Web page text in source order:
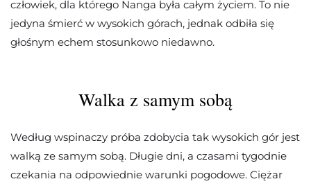
człowiek, dla którego Nanga była całym życiem. To nie
jedyna śmierć w wysokich górach, jednak odbiła się
głośnym echem stosunkowo niedawno.
Walka z samym sobą
Według wspinaczy próba zdobycia tak wysokich gór jest
walką ze samym sobą. Długie dni, a czasami tygodnie
czekania na odpowiednie warunki pogodowe. Ciężar